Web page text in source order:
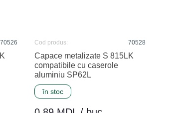
70526
în stoc
Capace metalizate S 815LK
compatibile cu caserole
aluminiu SP62L
Cod produs: 70528